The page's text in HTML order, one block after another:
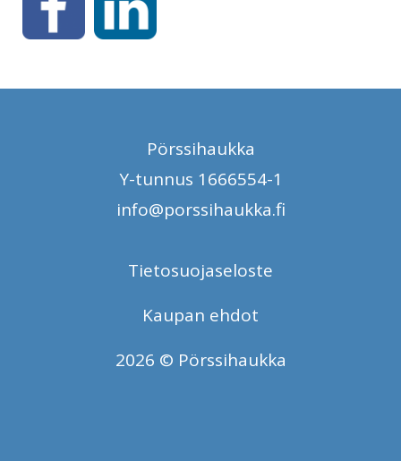
Pörssihaukka
Y-tunnus 1666554-1
info@porssihaukka.fi
Tietosuojaseloste
Kaupan ehdot
2026 © Pörssihaukka